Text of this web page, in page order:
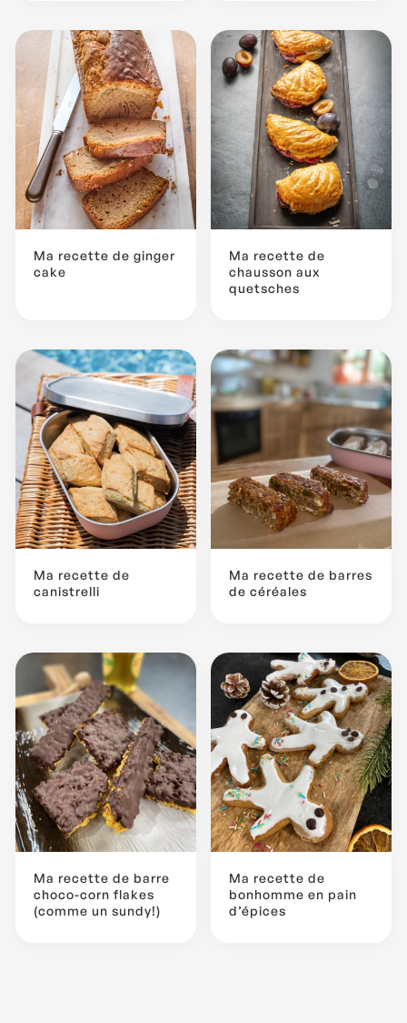
Ma recette de ginger
cake
Ma recette de
chausson aux
quetsches
Ma recette de
canistrelli
Ma recette de barres
de céréales
Ma recette de barre
choco-corn flakes
(comme un sundy!)
Ma recette de
bonhomme en pain
d’épices